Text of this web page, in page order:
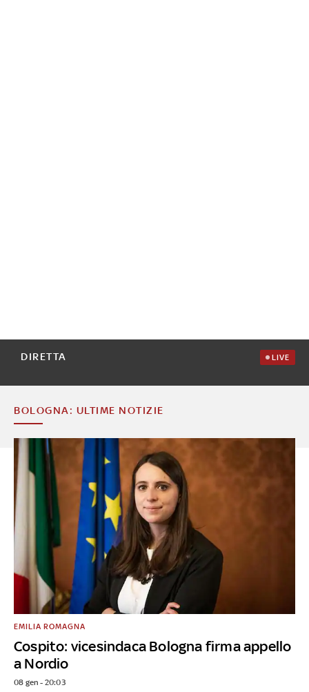
DIRETTA LIVE
BOLOGNA: ULTIME NOTIZIE
Cospito: vicesindaca Bologna firma appello
a Nordio
EMILIA ROMAGNA
08 gen - 20:03